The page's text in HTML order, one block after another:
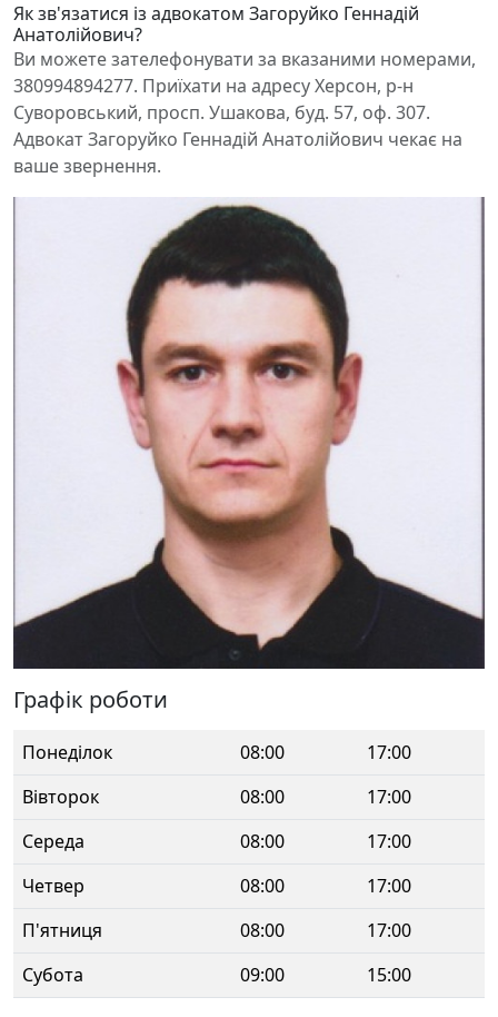
Як зв'язатися із адвокатом Загоруйко Геннадій
Анатолійович?
Ви можете зателефонувати за вказаними номерами,
380994894277. Приїхати на адресу Херсон, р-н
Суворовський, просп. Ушакова, буд. 57, оф. 307.
Адвокат Загоруйко Геннадій Анатолійович чекає на
ваше звернення.
Графік роботи
Понеділок 08:00
17:00
Вівторок
08:00
17:00
Середа
08:00
17:00
Четвер
08:00
17:00
П'ятниця
08:00
17:00
Субота
09:00 15:00